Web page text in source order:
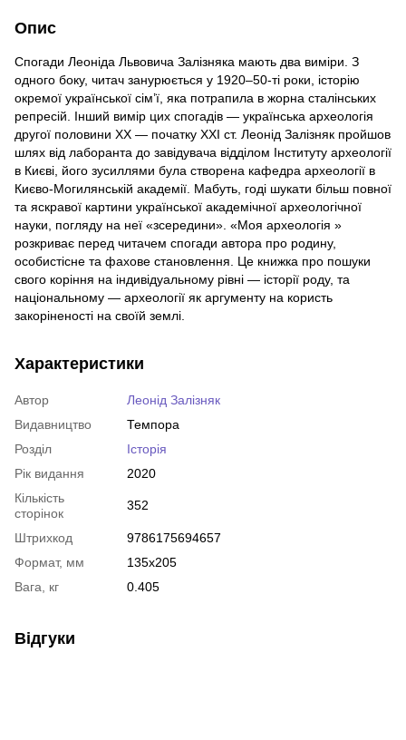
Опис
Спогади Леоніда Львовича Залізняка мають два виміри. З
одного боку, читач занурюється у 1920–50-ті роки, історію
окремої української сім’ї, яка потрапила в жорна сталінських
репресій. Інший вимір цих спогадів — українська археологія
другої половини ХХ — початку ХХІ ст. Леонід Залізняк пройшов
шлях від лаборанта до завідувача відділом Інституту археології
в Києві, його зусиллями була створена кафедра археології в
Києво-Могилянській академії. Мабуть, годі шукати більш повної
та яскравої картини української академічної археологічної
науки, погляду на неї «зсередини». «Моя археологія »
розкриває перед читачем спогади автора про родину,
особистісне та фахове становлення. Це книжка про пошуки
свого коріння на індивідуальному рівні — історії роду, та
національному — археології як аргументу на користь
закоріненості на своїй землі.
Характеристики
Автор
Леонід Залізняк
Видавництво
Темпора
Розділ
Історія
Рік видання
2020
Кількість
сторінок
352
Штрихкод
9786175694657
Формат, мм
135x205
Вага, кг
0.405
Відгуки